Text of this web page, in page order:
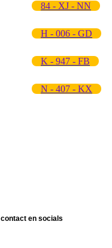
84 - XJ - NN
H - 006 - GD
K - 947 - FB
N - 407 - KX
contact en socials